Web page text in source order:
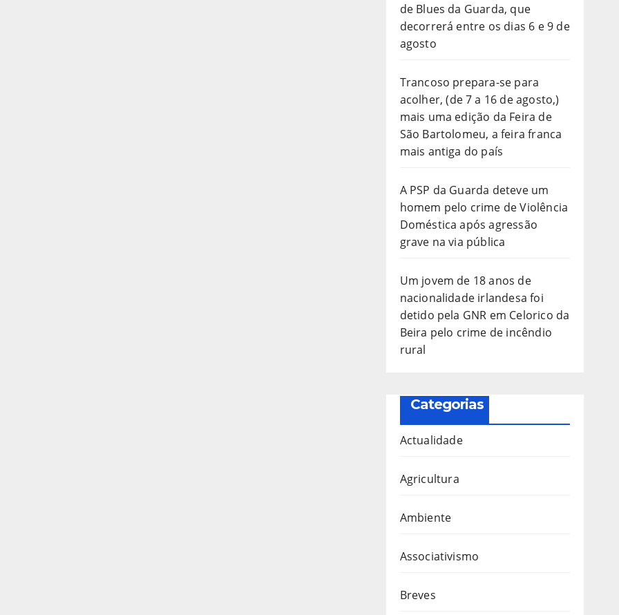
de Blues da Guarda, que
decorrerá entre os dias 6 e 9 de
agosto
Trancoso prepara-se para
acolher, (de 7 a 16 de agosto,)
mais uma edição da Feira de
São Bartolomeu, a feira franca
mais antiga do país
A PSP da Guarda deteve um
homem pelo crime de Violência
Doméstica após agressão
grave na via pública
Um jovem de 18 anos de
nacionalidade irlandesa foi
detido pela GNR em Celorico da
Beira pelo crime de incêndio
rural
Categorias
Actualidade
Agricultura
Ambiente
Associativismo
Breves